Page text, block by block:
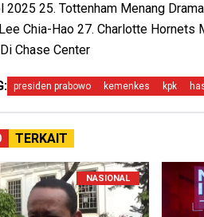
2025 25. Tottenham Menang
Chia-Hao 27. Charlotte Hornets
Chase Center
presiden prabowo kemenkes kpk
TERKAIT
NASIONAL